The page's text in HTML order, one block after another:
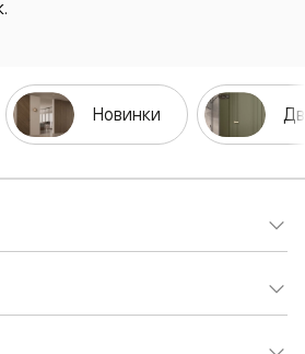
Новинки